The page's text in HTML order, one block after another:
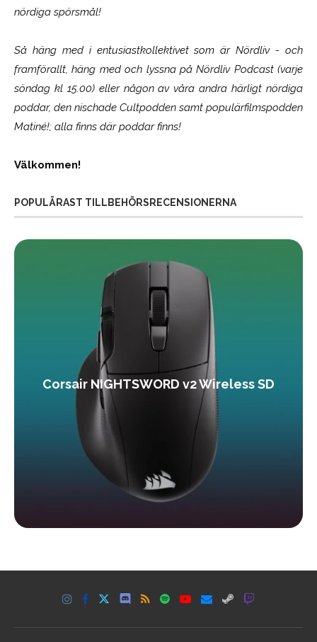
nördiga spörsmål!
Så häng med i entusiastkollektivet som ärNördliv- och
framförallt, häng med och lyssna på Nördliv Podcast (varje
söndag kl 15.00) eller någon av våra andra härligt nördiga
poddar, den nischade Cultpodden samt populärfilmspodden
Matiné!; alla finns där poddar finns!
Välkommen!
POPULÄRAST TILLBEHÖRSRECENSIONERNA
Corsair NIGHTSWORD v2 Wireless SD